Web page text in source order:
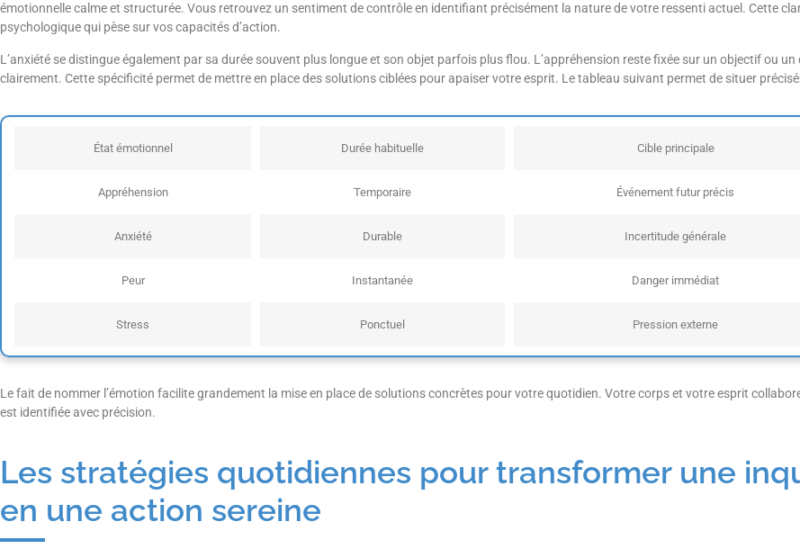
émotionnelle calme et structurée. Vous retrouvez un sentiment de contrôle en identifiant précisément la nature de votre ressenti actuel. Cette
psychologique qui pèse sur vos capacités d’action.
L’anxiété se distingue également par sa durée souvent plus longue et son objet parfois plus flou. L’appréhension reste fixée sur un objectif ou
clairement. Cette spécificité permet de mettre en place des solutions ciblées pour apaiser votre esprit. Le tableau suivant permet de situer
État émotionnel Durée habituelle Cible principale
Appréhension Temporaire Événement futur précis
Anxiété Durable Incertitude générale
Peur Instantanée Danger immédiat
Stress Ponctuel Pression externe
Le fait de nommer l’émotion facilite grandement la mise en place de solutions concrètes pour votre quotidien. Votre corps et votre esprit
est identifiée avec précision.
Les stratégies quotidiennes pour transformer une
en une action sereine